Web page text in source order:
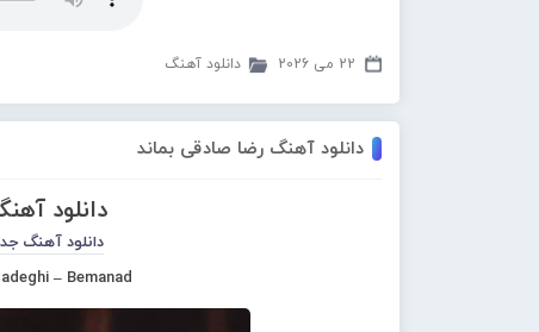
22 می 2026 دانلود آهنگ
دانلود آهنگ رضا صادقی بماند
دانلود
دانلود آهنگ
– Bemanad